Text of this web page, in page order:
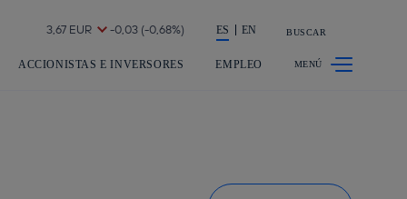
La acción en accionistas e inversores ES EN BUSCAR
ACCIONISTAS E INVERSORES EMPLEO